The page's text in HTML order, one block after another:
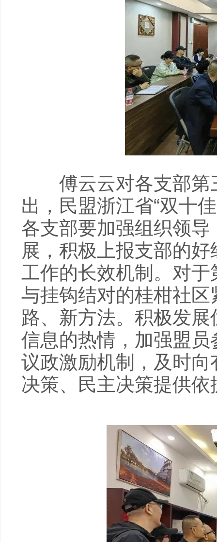
傅云云对各支部第
出，民盟浙江省“双十
各支部要加强组织领
展，积极上报支部的
工作的长效机制。对
与挂钩结对的桂柑社
路、新方法。积极发
信息的热情，加强盟
议政激励机制，及时
决策、民主决策提供依